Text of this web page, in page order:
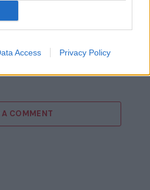
Access Privacy Policy
έκδοση του A100
A COMMENT